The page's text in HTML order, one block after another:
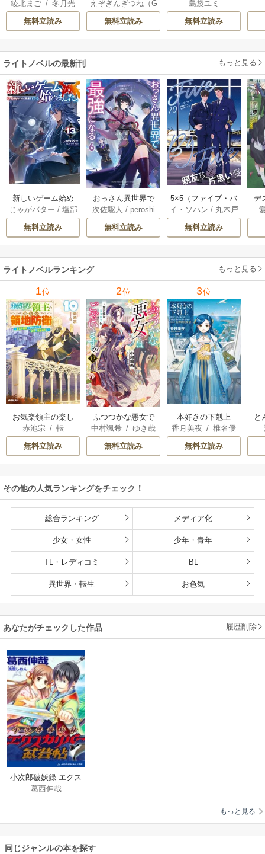
がないと婚約破棄
された聖女は隣国
に売られる
綾北まご /冬月光
輝 / 昌未
無料立読み
先に行けと言って
から10年がたった
ら伝説になってい
えぞぎんぎつね（G
Aノベル／SBクリ
エイティブ刊）
eCHA
無料立読み
は二人の王子に愛
される―
島袋ユミ
無料立読み
ライトノベルの最新刊 もっと見る
新しいゲーム始め
ました。～使命も
ないのに最強で
す？～ 13巻
じゃがバター / 塩部
縁/りりんら
無料立読み
おっさん異世界で
最強になる 6巻
次佐駆人 / peroshi
無料立読み
5×5（ファイブ・バ
イ・ファイブ）
［分冊版］ 70巻
イ・ソハン / 丸木戸
マキ/加藤智子
無料立読み
デ
ライトノベルランキング もっと見る
1位
お気楽領主の楽し
い領地防衛
赤池宗/ 転
無料立読み
2位
ふつつかな悪女で
はございますが
中村颯希 / ゆき哉
無料立読み
3位
本好きの下剋上
香月美夜 /椎名優
無料立読み
と
その他の人気ランキングをチェック！
総合ランキング メディア化
少女・女性 少年・青年
TL・レディコミ BL
異世界・転生 お色気
あなたがチェックした作品 履歴削除
小次郎破妖録 エクス
カリバー武芸帖
葛西伸哉
もっと見る
同じジャンルの本を探す